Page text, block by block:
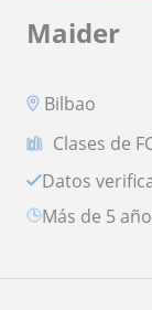
Maider
Bilbao
Clases de
Datos
más de 5